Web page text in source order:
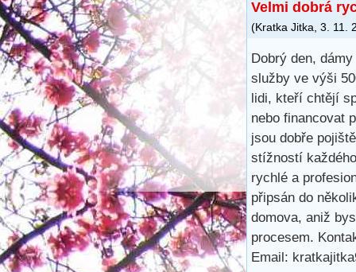
Velmi dobrá
(Kratka Jitka, 3. 11.
Dobrý den,
služby ve výši
lidi, kteří chtějí
nebo financovat
jsou dobře
stížností
rychlé a
připsán do
domova, aniž
procesem.
Email: